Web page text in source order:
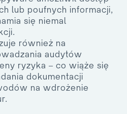
lub poufnych informacji,
się niemal
również na
audytów
ryzyka – co wiąże się
dokumentacji
na wdrożenie